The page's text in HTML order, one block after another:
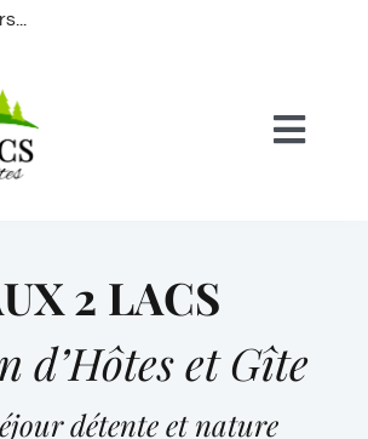
2 LACS
d’Hôtes et Gîte
détente et nature